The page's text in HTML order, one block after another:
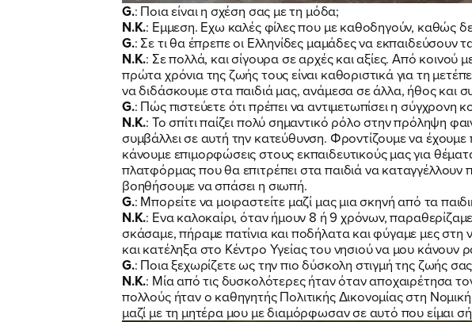
G.: Ποια είναι η σχέση σας με τη μόδα;
Ν.Κ.: Εμμεση. Εχω καλές φίλες που με καθοδηγούν, καθώς
G.: Σε τι θα έπρεπε οι Ελληνίδες μαμάδες να εκπαιδεύσουν
Ν.Κ.: Σε πολλά, και σίγουρα σε αρχές και αξίες. Από
πρώτα χρόνια της ζωής τους είναι καθοριστικά για τη
να διδάσκουμε στα παιδιά μας, ανάμεσα σε άλλα, ήθος και
G.: Πώς πιστεύετε ότι πρέπει να αντιμετωπίσει η σύγχρονη
Ν.Κ.: Το σπίτι παίζει πολύ σημαντικό ρόλο στην πρόληψη
συμβάλλει σε αυτή την κατεύθυνση. Φροντίζουμε να
κάνουμε επιμορφώσεις στους εκπαιδευτικούς μας για
πλατφόρμας που θα επιτρέπει στα παιδιά να καταγγέλλουν
βοηθήσουμε να σπάσει η σιωπή.
G.: Μπορείτε να μοιραστείτε μαζί μας μια σκηνή από τα
Ν.Κ.: Ενα καλοκαίρι, όταν ήμουν 8 ή 9 χρόνων,
σκάσαμε, πήραμε πατίνια και ποδήλατα και φύγαμε μες
και κατέληξα στο Κέντρο Υγείας του νησιού να μου κάνουν
G.: Ποια ξεχωρίζετε ως την πιο δύσκολη στιγμή της ζωής
Ν.Κ.: Μία από τις δυσκολότερες ήταν όταν αποχαιρέτησα
πολλούς ήταν ο καθηγητής Πολιτικής Δικονομίας στη
μαζί με τη μητέρα μου με διαμόρφωσαν σε αυτό που είμαι